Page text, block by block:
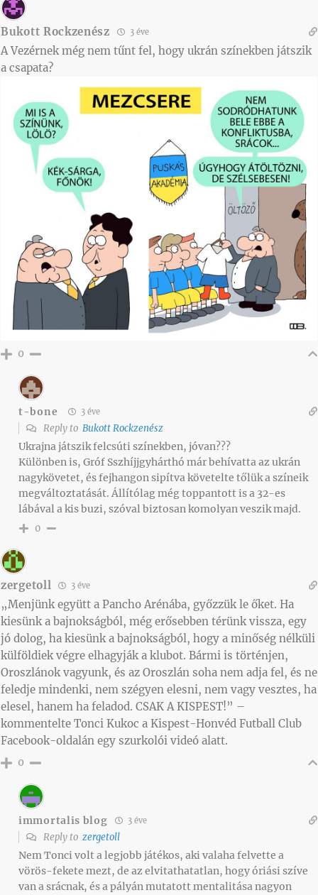
Bukott Rockzenész 3 éve
A Vezérnek még nem tűnt fel, hogy ukrán színekben játszik
a csapata?
0
t-bone 3 éve
Reply to Bukott Rockzenész
Ukrajna játszik felcsúti színekben, jóvan???
Különben is, Gróf Sszhíjjgyhárthó már behívatta az ukrán
nagykövetet, és fejhangon sipítva követelte tőlük a színeik
megváltoztatását. Állítólag még toppantott is a 32-es
lábával a kis buzi, szóval biztosan komolyan veszik majd.
0
zergetoll 3 éve
„Menjünk együtt a Pancho Arénába, győzzük le őket. Ha
kiesünk a bajnokságból, még erősebben térünk vissza, egy
jó dolog, ha kiesünk a bajnokságból, hogy a minőség nélküli
külföldiek végre elhagyják a klubot. Bármi is történjen,
Oroszlánok vagyunk, és az Oroszlán soha nem adja fel, és ne
feledje mindenki, nem szégyen elesni, nem vagy vesztes, ha
elesel, hanem ha feladod. CSAK A KISPEST!” –
kommentelte Tonci Kukoc a Kispest-Honvéd Futball Club
Facebook-oldalán egy szurkolói videó alatt.
0
immortalis blog 3 éve
Reply to zergetoll
Nem Tonci volt a legjobb játékos, aki valaha felvette a
vörös-fekete mezt, de az elvitathatatlan, hogy óriási szíve
van a srácnak, és a pályán mutatott mentalitása nagyon